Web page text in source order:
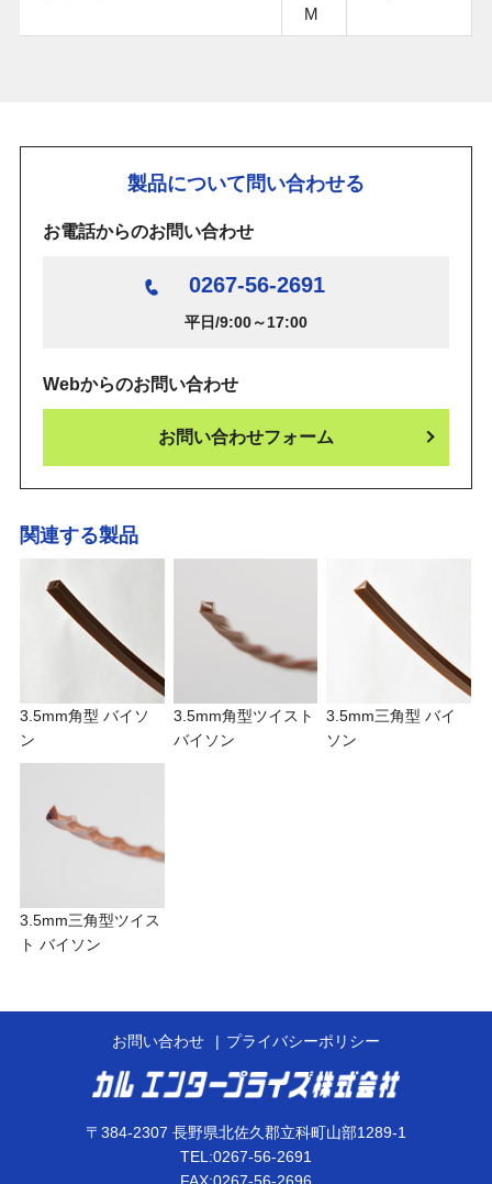
M
製品について問い合わせる
お電話からのお問い合わせ
0267-56-2691
平日/9:00～17:00
Webからのお問い合わせ
お問い合わせフォーム
関連する製品
3.5mm角型 バイソ
ン
3.5mm角型ツイスト
バイソン
3.5mm三角型 バイ
ソン
3.5mm三角型ツイス
ト バイソン
お問い合わせ プライバシーポリシー
〒384-2307 長野県北佐久郡立科町山部1289-1
TEL:0267-56-2691